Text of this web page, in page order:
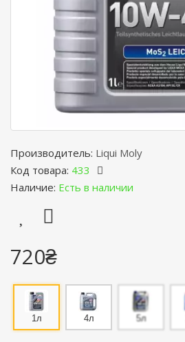
Производитель: Liqui Moly
Код товара: 433
Наличие: Есть в наличии
720₴
1л 4л 5л